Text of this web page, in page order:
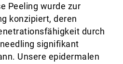
Peeling wurde zur
konzipiert, deren
durch
signifikant
Unsere epidermalen